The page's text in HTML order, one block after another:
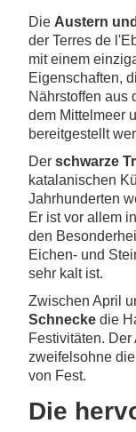
Die Austern
der Terres de
mit einem
Eigenschaften,
Nährstoffen aus
dem Mittelmeer
bereitgestellt
Der schwarze
katalanischen
Jahrhunderten
Er ist vor allem
den
Eichen- und
sehr kalt ist.
Zwischen April
Schnecke die
Festivitäten.
zweifelsohne
von Fest.
Die